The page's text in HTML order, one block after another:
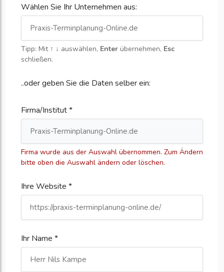
Wählen Sie Ihr Unternehmen aus:
Tipp: Mit ↑ ↓ auswählen, Enter übernehmen, Esc
schließen.
..oder geben Sie die Daten selber ein:
Firma/Institut *
Firma wurde aus der Auswahl übernommen. Zum Ändern
bitte oben die Auswahl ändern oder löschen.
Ihre Website *
Ihr Name *